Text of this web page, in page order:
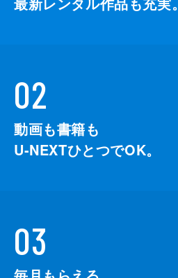
02
動画も書籍も
U-NEXTひとつでOK。
03